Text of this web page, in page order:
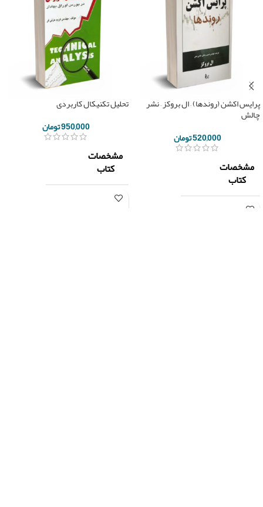
پرایس اکشن (روندها) – ال بروکز – نشر
چالش
520,000تومان
مشخصات
کتاب
تحلیل تکنیکال کاربردی
950,000تومان
مشخصات
کتاب